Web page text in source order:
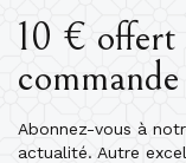
10 € offert
commande
Abonnez-vous à
actualité. Autre